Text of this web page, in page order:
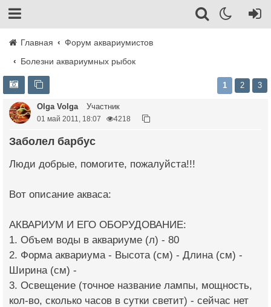
Главная
Форум аквариумистов
Болезни аквариумных рыбок
1 2 3
Olga Volga Участник
01 май 2011, 18:07 4218
Заболел барбус
Люди добрые, помогите, пожалуйста!!!
Вот описание акваса:
АКВАРИУМ И ЕГО ОБОРУДОВАНИЕ:
1. Объем воды в aквариуме (л) - 80
2. Форма аквариума - Высота (см) - Длина (см) -
Ширина (см) -
3. Освещение (точное название лампы, мощность,
кол-во, сколько часов в сутки светит) - сейчас нет